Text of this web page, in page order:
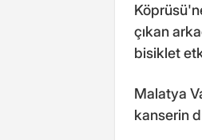
çıkan
bisiklet
Malatya
kanserin